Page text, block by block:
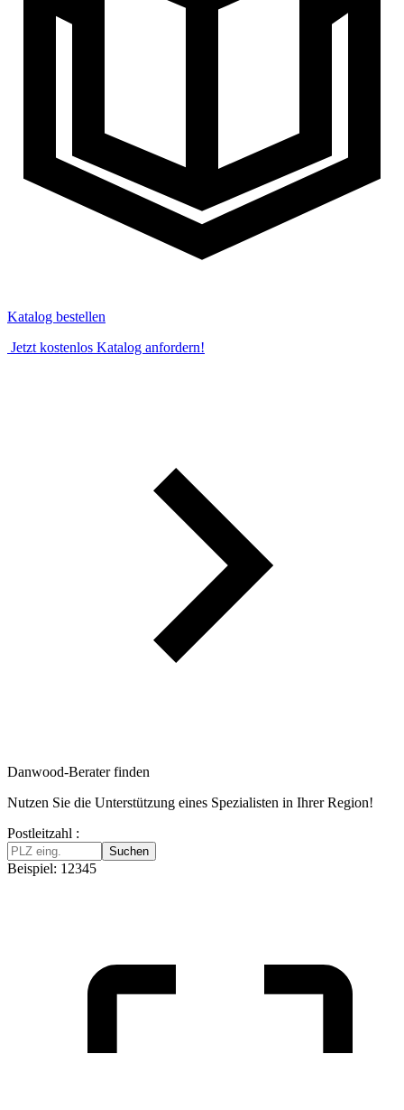
Katalog bestellen
Jetzt kostenlos Katalog anfordern!
Danwood-Berater finden
Nutzen Sie die Unterstützung eines Spezialisten in Ihrer Region!
Postleitzahl :
Suchen
Beispiel: 12345